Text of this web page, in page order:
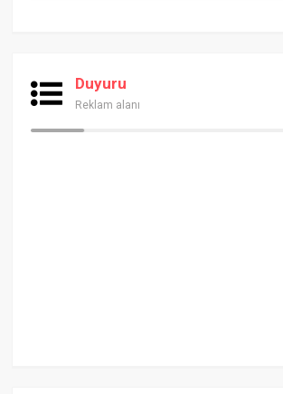
Duyuru
Reklam alanı